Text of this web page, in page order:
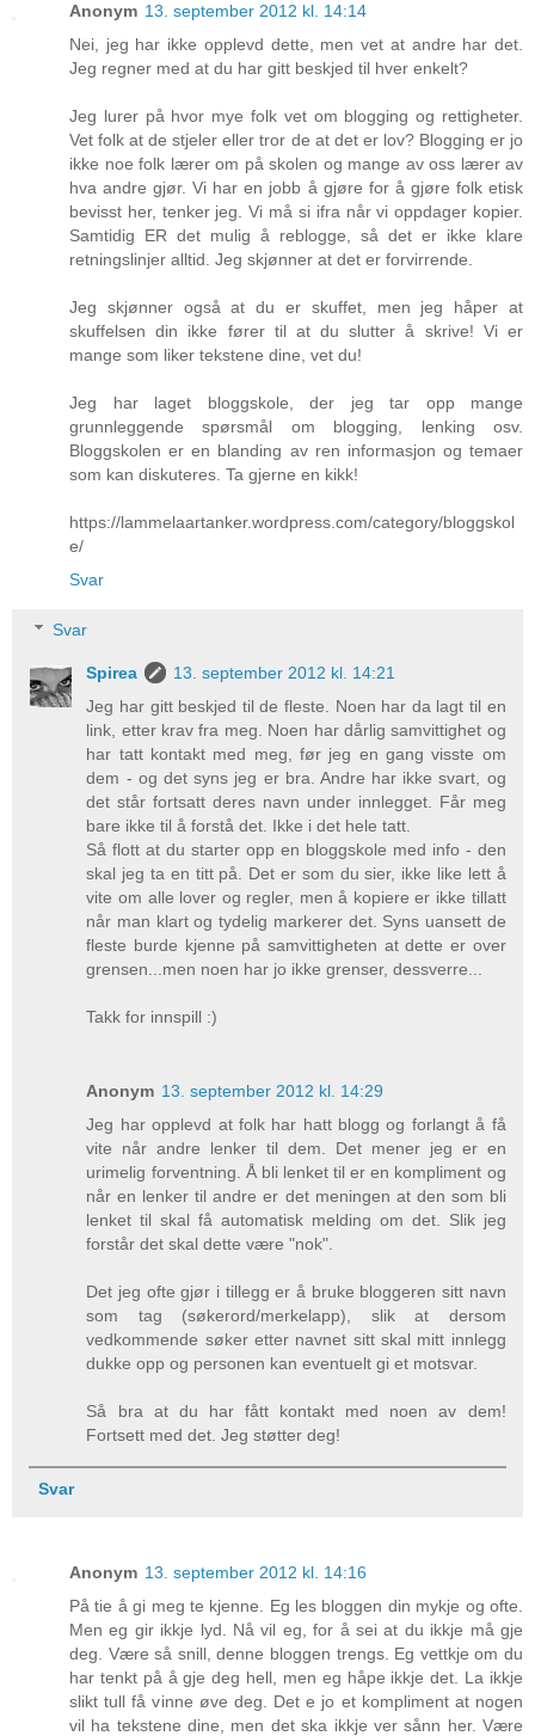
Anonym 13. september 2012 kl. 14:14
Nei, jeg har ikke opplevd dette, men vet at andre har det.
Jeg regner med at du har gitt beskjed til hver enkelt?
Jeg lurer på hvor mye folk vet om blogging og rettigheter.
Vet folk at de stjeler eller tror de at det er lov? Blogging er jo
ikke noe folk lærer om på skolen og mange av oss lærer av
hva andre gjør. Vi har en jobb å gjøre for å gjøre folk etisk
bevisst her, tenker jeg. Vi må si ifra når vi oppdager kopier.
Samtidig ER det mulig å reblogge, så det er ikke klare
retningslinjer alltid. Jeg skjønner at det er forvirrende.
Jeg skjønner også at du er skuffet, men jeg håper at
skuffelsen din ikke fører til at du slutter å skrive! Vi er
mange som liker tekstene dine, vet du!
Jeg har laget bloggskole, der jeg tar opp mange
grunnleggende spørsmål om blogging, lenking osv.
Bloggskolen er en blanding av ren informasjon og temaer
som kan diskuteres. Ta gjerne en kikk!
https://lammelaartanker.wordpress.com/category/bloggskol
e/
Svar
Svar
Spirea
13. september 2012 kl. 14:21
Jeg har gitt beskjed til de fleste. Noen har da lagt til en
link, etter krav fra meg. Noen har dårlig samvittighet og
har tatt kontakt med meg, før jeg en gang visste om
dem - og det syns jeg er bra. Andre har ikke svart, og
det står fortsatt deres navn under innlegget. Får meg
bare ikke til å forstå det. Ikke i det hele tatt.
Så flott at du starter opp en bloggskole med info - den
skal jeg ta en titt på. Det er som du sier, ikke like lett å
vite om alle lover og regler, men å kopiere er ikke tillatt
når man klart og tydelig markerer det. Syns uansett de
fleste burde kjenne på samvittigheten at dette er over
grensen...men noen har jo ikke grenser, dessverre...
Takk for innspill :)
Anonym 13. september 2012 kl. 14:29
Jeg har opplevd at folk har hatt blogg og forlangt å få
vite når andre lenker til dem. Det mener jeg er en
urimelig forventning. Å bli lenket til er en kompliment og
når en lenker til andre er det meningen at den som bli
lenket til skal få automatisk melding om det. Slik jeg
forstår det skal dette være "nok".
Det jeg ofte gjør i tillegg er å bruke bloggeren sitt navn
som tag (søkerord/merkelapp), slik at dersom
vedkommende søker etter navnet sitt skal mitt innlegg
dukke opp og personen kan eventuelt gi et motsvar.
Så bra at du har fått kontakt med noen av dem!
Fortsett med det. Jeg støtter deg!
Svar
Anonym 13. september 2012 kl. 14:16
På tie å gi meg te kjenne. Eg les bloggen din mykje og ofte.
Men eg gir ikkje lyd. Nå vil eg, for å sei at du ikkje må gje
deg. Være så snill, denne bloggen trengs. Eg vettkje om du
har tenkt på å gje deg hell, men eg håpe ikkje det. La ikkje
slikt tull få vinne øve deg. Det e jo et kompliment at nogen
vil ha tekstene dine, men det ska ikkje ver sånn her. Være